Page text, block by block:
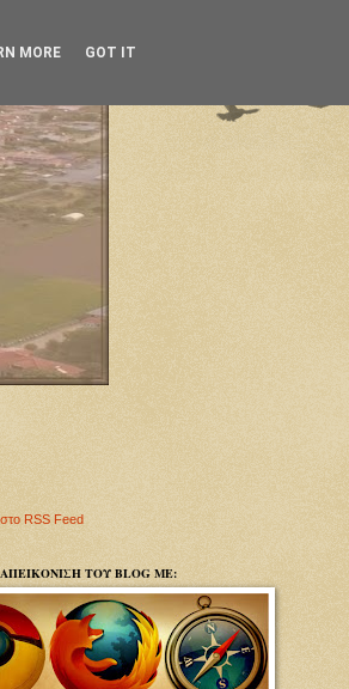
στο RSS Feed
ΤΟΥ BLOG ΜΕ:
MORE GOT IT